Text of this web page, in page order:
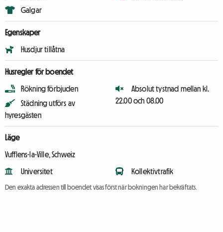
Galgar
Egenskaper
Husdjur tillåtna
Husregler för boendet
Rökning förbjuden
Städning utförs av
hyresgästen
Absolut tystnad mellan kl.
22.00 och 08.00
Läge
Vufflens-la-Ville, Schweiz
Universitet Kollektivtrafik
Den exakta adressen till boendet visas först när bokningen har bekräftats.